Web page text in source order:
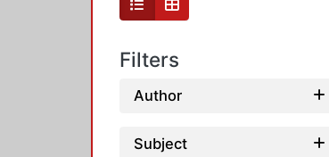
Filters
Author
Subject